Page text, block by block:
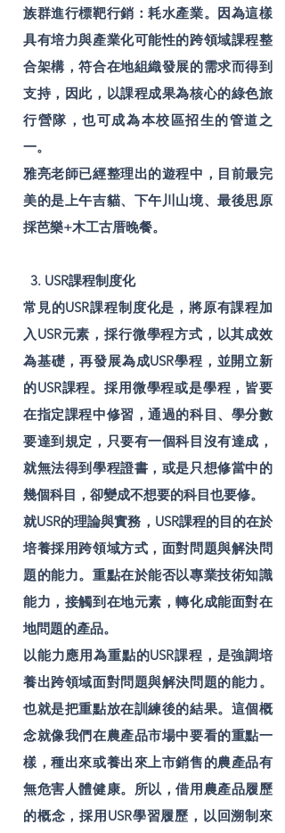
族群進行標靶行銷：耗水產業。因為這樣
具有培力與產業化可能性的跨領域課程整
合架構，符合在地組織發展的需求而得到
支持，因此，以課程成果為核心的綠色旅
行營隊，也可成為本校區招生的管道之
一。
雅亮老師已經整理出的遊程中，目前最完
美的是上午吉貓、下午川山境、最後思原
採芭樂+木工古厝晚餐。
3. USR課程制度化
常見的USR課程制度化是，將原有課程加
入USR元素，採行微學程方式，以其成效
為基礎，再發展為成USR學程，並開立新
的USR課程。採用微學程或是學程，皆要
在指定課程中修習，通過的科目、學分數
要達到規定，只要有一個科目沒有達成，
就無法得到學程證書，或是只想修當中的
幾個科目，卻變成不想要的科目也要修。
就USR的理論與實務，USR課程的目的在於
培養採用跨領域方式，面對問題與解決問
題的能力。重點在於能否以專業技術知識
能力，接觸到在地元素，轉化成能面對在
地問題的產品。
以能力應用為重點的USR課程，是強調培
養出跨領域面對問題與解決問題的能力。
也就是把重點放在訓練後的結果。這個概
念就像我們在農產品市場中要看的重點一
樣，種出來或養出來上市銷售的農產品有
無危害人體健康。所以，借用農產品履歷
的概念，採用USR學習履歷，以回溯制來